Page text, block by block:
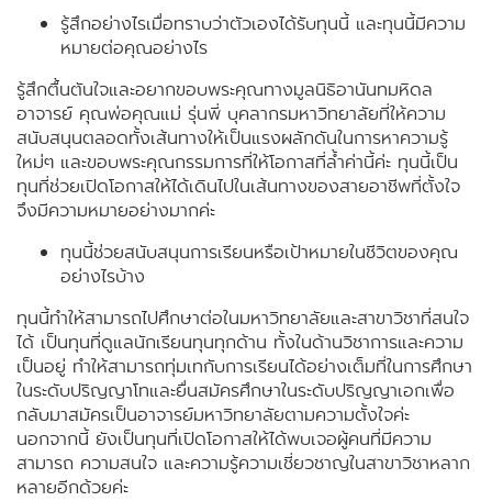
รู้สึกอย่างไรเมื่อทราบว่าตัวเองได้รับทุนนี้ และทุนนี้มีความ
หมายต่อคุณอย่างไร
รู้สึกตื้นตันใจและอยากขอบพระคุณทางมูลนิธิอานันทมหิดล
อาจารย์ คุณพ่อคุณแม่ รุ่นพี่ บุคลากรมหาวิทยาลัยที่ให้ความ
สนับสนุนตลอดทั้งเส้นทางให้เป็นแรงผลักดันในการหาความรู้
ใหม่ๆ และขอบพระคุณกรรมการที่ให้โอกาสที่ล้ำค่านี้ค่ะ ทุนนี้เป็น
ทุนที่ช่วยเปิดโอกาสให้ได้เดินไปในเส้นทางของสายอาชีพที่ตั้งใจ
จึงมีความหมายอย่างมากค่ะ
ทุนนี้ช่วยสนับสนุนการเรียนหรือเป้าหมายในชีวิตของคุณ
อย่างไรบ้าง
ทุนนี้ทำให้สามารถไปศึกษาต่อในมหาวิทยาลัยและสาขาวิชาที่สนใจ
ได้ เป็นทุนที่ดูแลนักเรียนทุนทุกด้าน ทั้งในด้านวิชาการและความ
เป็นอยู่ ทำให้สามารถทุ่มเทกับการเรียนได้อย่างเต็มที่ในการศึกษา
ในระดับปริญญาโทและยื่นสมัครศึกษาในระดับปริญญาเอกเพื่อ
กลับมาสมัครเป็นอาจารย์มหาวิทยาลัยตามความตั้งใจค่ะ
นอกจากนี้ ยังเป็นทุนที่เปิดโอกาสให้ได้พบเจอผู้คนที่มีความ
สามารถ ความสนใจ และความรู้ความเชี่ยวชาญในสาขาวิชาหลาก
หลายอีกด้วยค่ะ